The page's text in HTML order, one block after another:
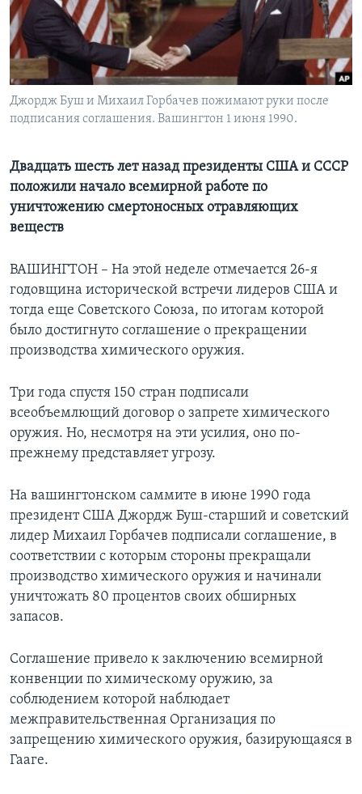
Learning English
СОЦИАЛЬНЫЕ СЕТИ
Джордж Буш и Михаил Горбачев пожимают руки после
подписания соглашения. Вашингтон 1 июня 1990.
Двадцать шесть лет назад президенты США и СССР
положили начало всемирной работе по
уничтожению смертоносных отравляющих
веществ
ВАШИНГТОН – На этой неделе отмечается 26-я
годовщина исторической встречи лидеров США и
тогда еще Советского Союза, по итогам которой
было достигнуто соглашение о прекращении
производства химического оружия.
Три года спустя 150 стран подписали
всеобъемлющий договор о запрете химического
оружия. Но, несмотря на эти усилия, оно по-
прежнему представляет угрозу.
На вашингтонском саммите в июне 1990 года
президент США Джордж Буш-старший и советский
лидер Михаил Горбачев подписали соглашение, в
соответствии с которым стороны прекращали
производство химического оружия и начинали
уничтожать 80 процентов своих обширных
запасов.
Соглашение привело к заключению всемирной
конвенции по химическому оружию, за
соблюдением которой наблюдает
межправительственная Организация по
запрещению химического оружия, базирующаяся в
Гааге.